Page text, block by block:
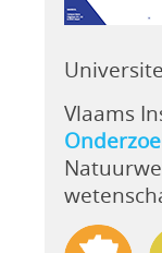
Vlaams